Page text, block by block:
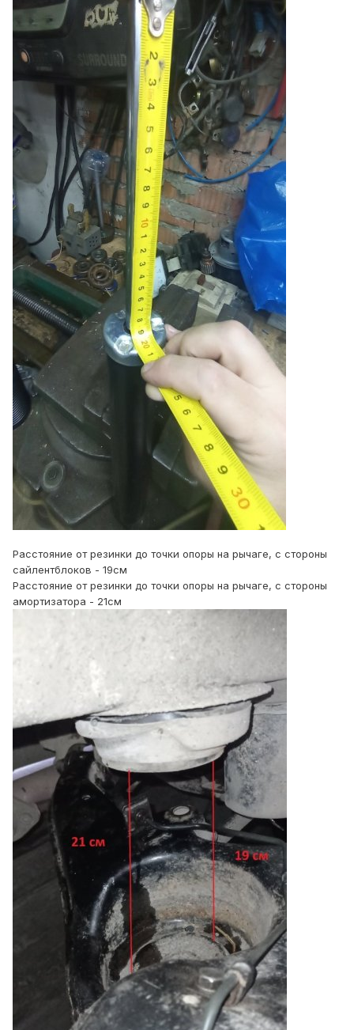
Расстояние от резинки до точки опоры на рычаге, с стороны
сайлентблоков - 19см
Расстояние от резинки до точки опоры на рычаге, с стороны
амортизатора - 21см